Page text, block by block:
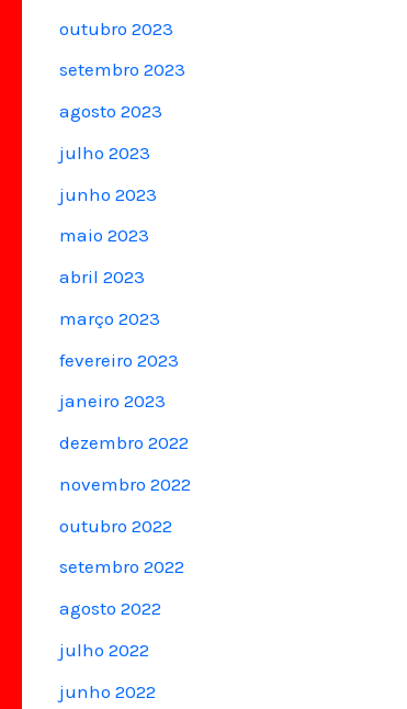
outubro 2023
setembro 2023
agosto 2023
julho 2023
junho 2023
maio 2023
abril 2023
março 2023
fevereiro 2023
janeiro 2023
dezembro 2022
novembro 2022
outubro 2022
setembro 2022
agosto 2022
julho 2022
junho 2022